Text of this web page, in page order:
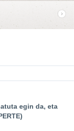
egin da, eta